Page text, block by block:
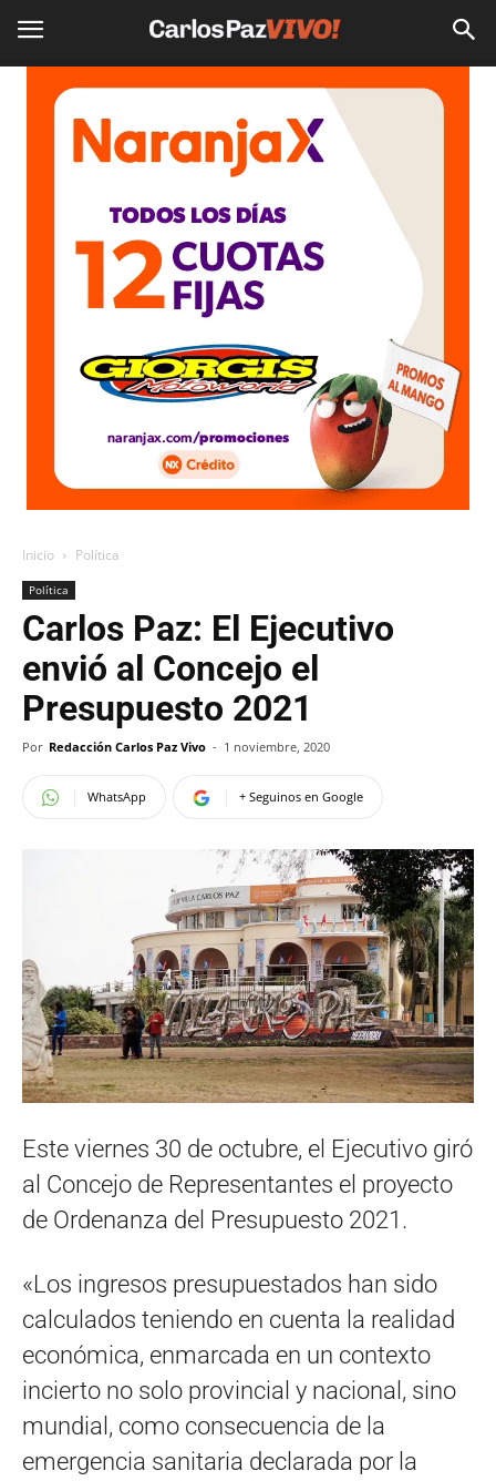
Inicio Política
Política
Carlos Paz: El Ejecutivo
envió al Concejo el
Presupuesto 2021
Por Redacción Carlos Paz Vivo - 1 noviembre, 2020
WhatsApp + Seguinos en Google
Este viernes 30 de octubre, el Ejecutivo giró
al Concejo de Representantes el proyecto
de Ordenanza del Presupuesto 2021.
«Los ingresos presupuestados han sido
calculados teniendo en cuenta la realidad
económica, enmarcada en un contexto
incierto no solo provincial y nacional, sino
mundial, como consecuencia de la
emergencia sanitaria declarada por la